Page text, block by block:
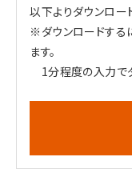
以下よりダウンロー
※ダウンロードする
ます。
1分程度の入力で